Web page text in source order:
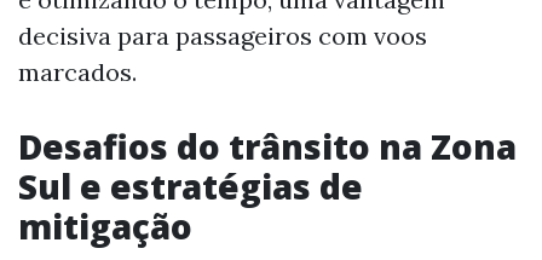
decisiva para passageiros com voos
marcados.
Desafios do trânsito na Zona
Sul e estratégias de
mitigação